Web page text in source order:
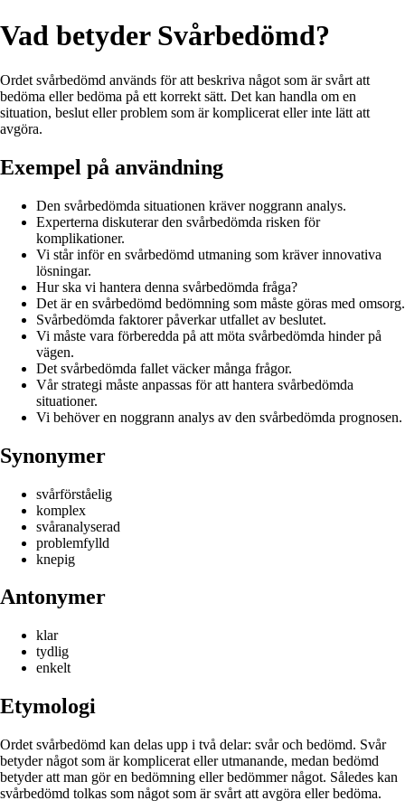
Vad betyder Svårbedömd?
Ordet svårbedömd används för att beskriva något som är svårt att
bedöma eller bedöma på ett korrekt sätt. Det kan handla om en
situation, beslut eller problem som är komplicerat eller inte lätt att
avgöra.
Exempel på användning
Den svårbedömda situationen kräver noggrann analys.
Experterna diskuterar den svårbedömda risken för
komplikationer.
Vi står inför en svårbedömd utmaning som kräver innovativa
lösningar.
Hur ska vi hantera denna svårbedömda fråga?
Det är en svårbedömd bedömning som måste göras med omsorg.
Svårbedömda faktorer påverkar utfallet av beslutet.
Vi måste vara förberedda på att möta svårbedömda hinder på
vägen.
Det svårbedömda fallet väcker många frågor.
Vår strategi måste anpassas för att hantera svårbedömda
situationer.
Vi behöver en noggrann analys av den svårbedömda prognosen.
Synonymer
svårförståelig
komplex
svåranalyserad
problemfylld
knepig
Antonymer
klar
tydlig
enkelt
Etymologi
Ordet svårbedömd kan delas upp i två delar: svår och bedömd. Svår
betyder något som är komplicerat eller utmanande, medan bedömd
betyder att man gör en bedömning eller bedömmer något. Således kan
svårbedömd tolkas som något som är svårt att avgöra eller bedöma.